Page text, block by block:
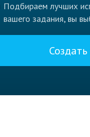
Подбираем лучших
вашего задания, вы